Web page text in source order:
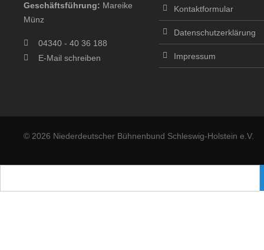
Geschäftsführung: Mareike
Münz
04340 - 40 36 188
E-Mail schreiben
Kontaktformular
Datenschutzerklärung
Impressum
© 2026 Niederdeutscher Bühnenbund Schleswig-Holstein e.V.